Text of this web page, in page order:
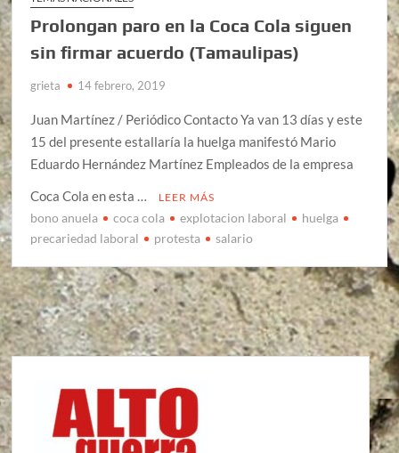
Prolongan paro en la Coca Cola siguen
sin firmar acuerdo (Tamaulipas)
grieta 14 febrero, 2019
Juan Martínez / Periódico Contacto Ya van 13 días y este
15 del presente estallaría la huelga manifestó Mario
Eduardo Hernández Martínez Empleados de la empresa
Coca Cola en esta …
LEER MÁS
bono anuela coca cola explotacion laboral
huelga
precariedad laboral
protesta salario